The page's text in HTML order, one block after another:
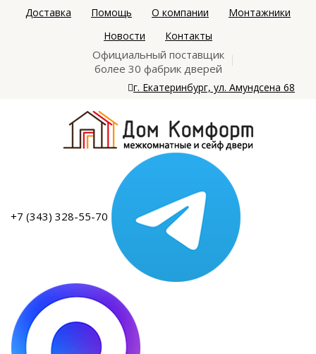
Доставка Помощь О компании
Монтажники
Новости
Контакты
Официальный поставщик
более 30 фабрик дверей
г. Екатеринбург, ул. Амундсена 68
+7 (343) 328-55-70